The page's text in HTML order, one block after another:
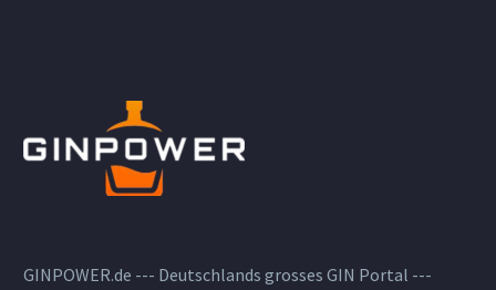
GINPOWER.de --- Deutschlands grosses GIN Portal ---